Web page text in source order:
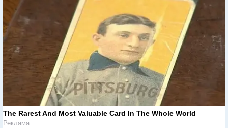
The Rarest And Most Valuable Card In The Whole World
Реклама